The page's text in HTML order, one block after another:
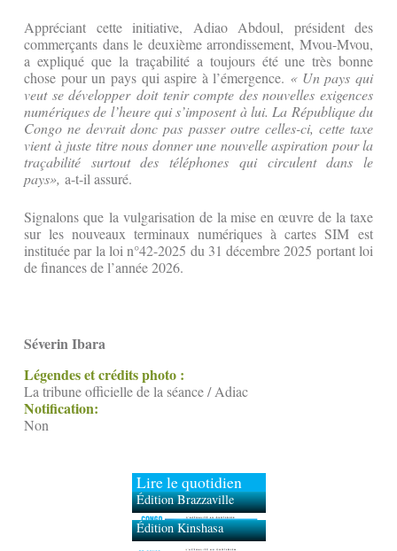
Appréciant cette initiative, Adiao Abdoul, président des
commerçants dans le deuxième arrondissement, Mvou-Mvou,
a expliqué que la traçabilité a toujours été une très bonne
chose pour un pays qui aspire à l’émergence. « Un pays qui
veut se développer doit tenir compte des nouvelles exigences
numériques de l’heure qui s’imposent à lui. La République du
Congo ne devrait donc pas passer outre celles-ci, cette taxe
vient à juste titre nous donner une nouvelle aspiration pour la
traçabilité surtout des téléphones qui circulent dans le
pays», a-t-il assuré.
Signalons que la vulgarisation de la mise en œuvre de la taxe
sur les nouveaux terminaux numériques à cartes SIM est
instituée par la loi n°42-2025 du 31 décembre 2025 portant loi
de finances de l’année 2026.
Séverin Ibara
Légendes et crédits photo :
La tribune officielle de la séance / Adiac
Notification:
Non
Lire le quotidien
Édition Brazzaville
Édition Kinshasa